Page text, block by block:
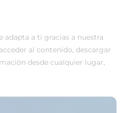
adapta a ti gracias a nuestra
al contenido, descargar
desde cualquier lugar,